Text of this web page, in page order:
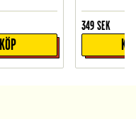
KÖP
349 SEK